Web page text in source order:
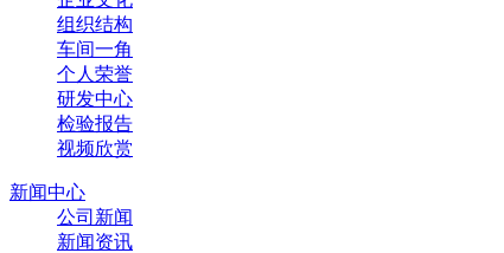
组织结构
车间一角
个人荣誉
研发中心
检验报告
视频欣赏
新闻中心
公司新闻
新闻资讯